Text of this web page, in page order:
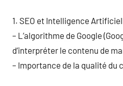
1. SEO et Intelligence
– L’algorithme de Google
d’interpréter le contenu de
– Importance de la qualité du